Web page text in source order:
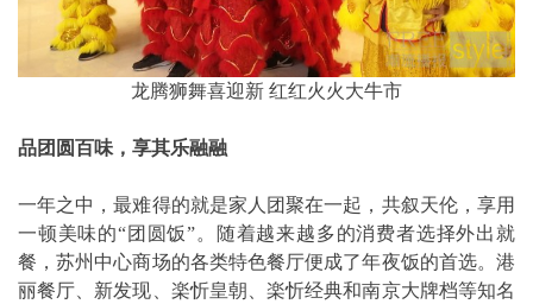
龙腾狮舞喜迎新 红红火火大牛市
品团圆百味，享其乐融融
一年之中，最难得的就是家人团聚在一起，共叙天伦，享用
一顿美味的“团圆饭”。随着越来越多的消费者选择外出就
餐，苏州中心商场的各类特色餐厅便成了年夜饭的首选。港
丽餐厅、新发现、楽忻皇朝、楽忻经典和南京大牌档等知名